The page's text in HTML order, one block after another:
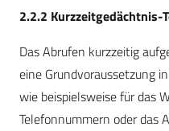
2.2.2 Kurzzeitgedächtnis-
Das Abrufen kurzzeitig
eine Grundvoraussetzung
wie beispielsweise für das
Telefonnummern oder das